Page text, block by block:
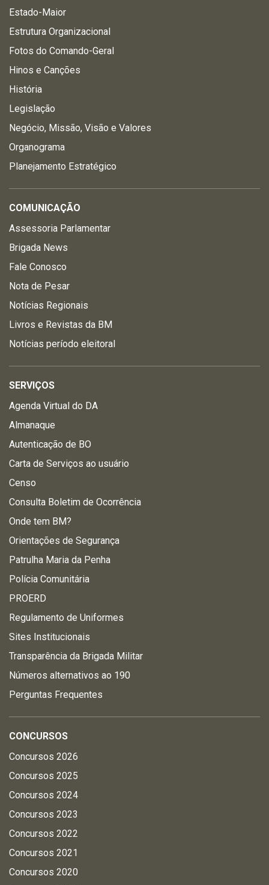
Estado-Maior
Estrutura Organizacional
Fotos do Comando-Geral
Hinos e Canções
História
Legislação
Negócio, Missão, Visão e Valores
Organograma
Planejamento Estratégico
COMUNICAÇÃO
Assessoria Parlamentar
Brigada News
Fale Conosco
Nota de Pesar
Notícias Regionais
Livros e Revistas da BM
Notícias período eleitoral
SERVIÇOS
Agenda Virtual do DA
Almanaque
Autenticação de BO
Carta de Serviços ao usuário
Censo
Consulta Boletim de Ocorrência
Onde tem BM?
Orientações de Segurança
Patrulha Maria da Penha
Polícia Comunitária
PROERD
Regulamento de Uniformes
Sites Institucionais
Transparência da Brigada Militar
Números alternativos ao 190
Perguntas Frequentes
CONCURSOS
Concursos 2026
Concursos 2025
Concursos 2024
Concursos 2023
Concursos 2022
Concursos 2021
Concursos 2020